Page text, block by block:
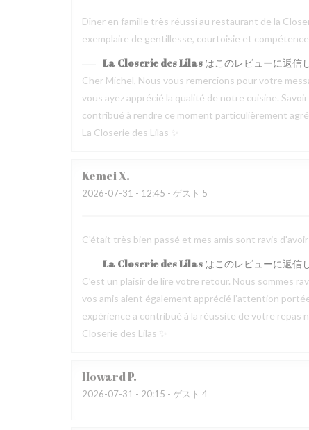
Dîner en famille très réussi au restaurant de la
exemplaire de gentillesse, courtoisie et
La Closerie des Lilas はこのレビューに返信
Cher Michel, Nous vous remercions pour votre
vous ayez apprécié la qualité de notre cuisine.
contribué à rendre ce moment particulièrement
La Closerie des Lilas ✨
KemeiX
2026-07-31 - 12:45 - ゲスト 5
C'était très bien passé et mes amis sont ravis
La Closerie des Lilas はこのレビューに返信
C’est un plaisir de lire votre retour. Nous sommes
vos amis aient également apprécié l’attention
expérience a contribué à la réussite de votre repas
Closerie des Lilas ✨
HowardP
2026-07-31 - 20:15 - ゲスト 4